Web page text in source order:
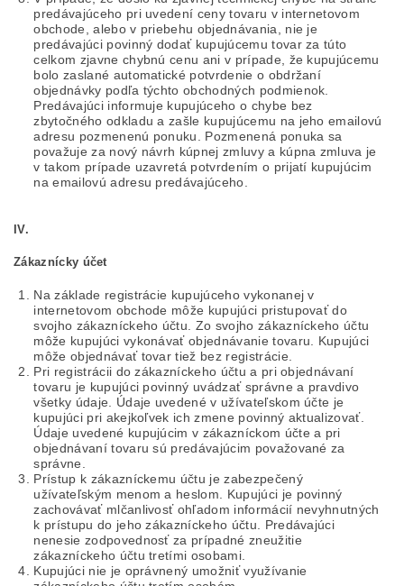
predávajúceho pri uvedení ceny tovaru v internetovom
obchode, alebo v priebehu objednávania, nie je
predávajúci povinný dodať kupujúcemu tovar za túto
celkom zjavne chybnú cenu ani v prípade, že kupujúcemu
bolo zaslané automatické potvrdenie o obdržaní
objednávky podľa týchto obchodných podmienok.
Predávajúci informuje kupujúceho o chybe bez
zbytočného odkladu a zašle kupujúcemu na jeho emailovú
adresu pozmenenú ponuku. Pozmenená ponuka sa
považuje za nový návrh kúpnej zmluvy a kúpna zmluva je
v takom prípade uzavretá potvrdením o prijatí kupujúcim
na emailovú adresu predávajúceho.
IV.
Zákaznícky účet
Na základe registrácie kupujúceho vykonanej v
internetovom obchode môže kupujúci pristupovať do
svojho zákazníckeho účtu. Zo svojho zákazníckeho účtu
môže kupujúci vykonávať objednávanie tovaru. Kupujúci
môže objednávať tovar tiež bez registrácie.
Pri registrácii do zákazníckeho účtu a pri objednávaní
tovaru je kupujúci povinný uvádzať správne a pravdivo
všetky údaje. Údaje uvedené v užívateľskom účte je
kupujúci pri akejkoľvek ich zmene povinný aktualizovať.
Údaje uvedené kupujúcim v zákazníckom účte a pri
objednávaní tovaru sú predávajúcim považované za
správne.
Prístup k zákazníckemu účtu je zabezpečený
užívateľským menom a heslom. Kupujúci je povinný
zachovávať mlčanlivosť ohľadom informácií nevyhnutných
k prístupu do jeho zákazníckeho účtu. Predávajúci
nenesie zodpovednosť za prípadné zneužitie
zákazníckeho účtu tretími osobami.
Kupujúci nie je oprávnený umožniť využívanie